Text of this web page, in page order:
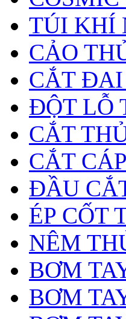
TÚI KHÍ
CẢO
CẮT ĐAI
ĐỘT LỖ
CẮT
CẮT
ĐẦU
ÉP CỐT
NÊM
BƠM
BƠM